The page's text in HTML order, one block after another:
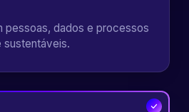
pessoas, dados e processos
sustentáveis.